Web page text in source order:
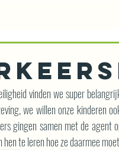
vinden we super
we willen onze kinderen
gingen samen met de agent
hen te leren hoe ze daarmee